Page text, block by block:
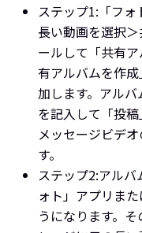
ステップ1: 「フ
長い動画を選択
ールして「共有
有アルバムを作
加します。アル
を記入して「投
メッセージビデ
す。
ステップ2:アルバ
ォト」アプリま
うになります。